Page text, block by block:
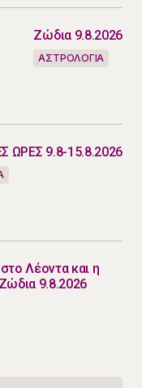
Ζώδια 9.8.2026
ΑΣΤΡΟΛΟΓΙΑ
ΩΡΕΣ 9.8-15.8.2026
Λέοντα και η
9.8.2026